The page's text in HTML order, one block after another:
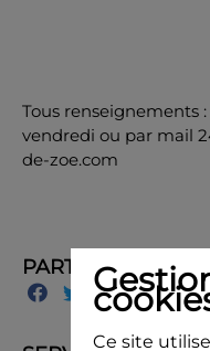
Tous renseignements
vendredi ou par mail
de-zoe.com
PARTAGER
Ce site